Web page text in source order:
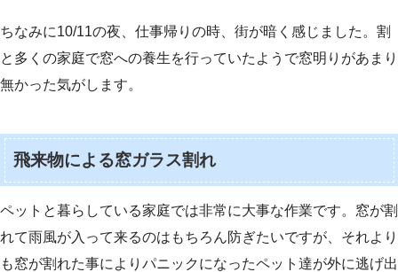
ちなみに10/11の夜、仕事帰りの時、街が暗く感じました。割
と多くの家庭で窓への養生を行っていたようで窓明りがあまり
無かった気がします。
飛来物による窓ガラス割れ
ペットと暮らしている家庭では非常に大事な作業です。窓が割
れて雨風が入って来るのはもちろん防ぎたいですが、それより
も窓が割れた事によりパニックになったペット達が外に逃げ出